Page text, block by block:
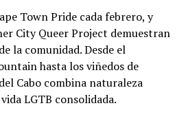
Town Pride cada febrero, y
City Queer Project demuestran
la comunidad. Desde el
hasta los viñedos de
Cabo combina naturaleza
LGTB consolidada.